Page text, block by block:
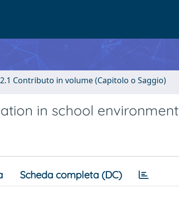
2.1 Contributo in volume (Capitolo o Saggio)
in school environment
Scheda completa (DC)